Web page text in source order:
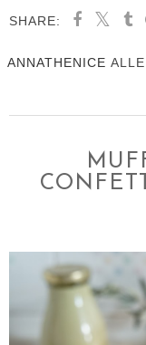
SHARE:
ANNATHENICE ALLE